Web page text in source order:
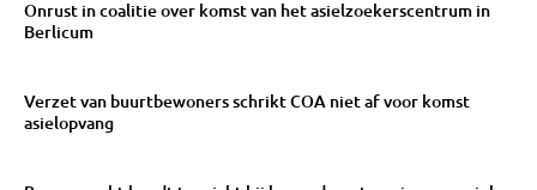
Onrust in coalitie over komst van het asielzoekerscentrum in
Berlicum
Verzet van buurtbewoners schrikt COA niet af voor komst
asielopvang